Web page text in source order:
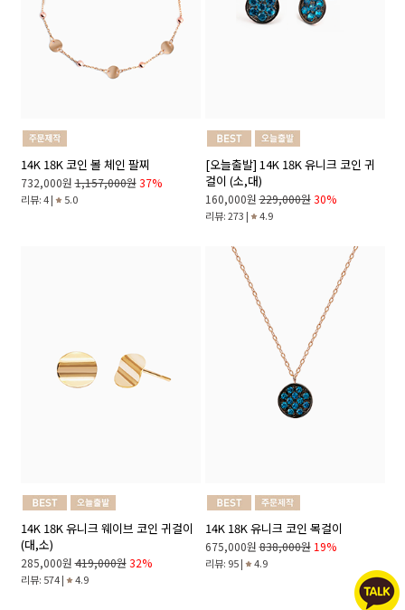
14K 18K 코인 볼 체인 팔찌
732,000원 1,157,000원 37%
리뷰: 4 | 5.0
[오늘출발] 14K 18K 유니크 코인 귀
걸이 (소,대)
160,000원 229,000원 30%
리뷰: 273 | 4.9
14K 18K 유니크 웨이브 코인 귀걸이
(대,소)
285,000원 419,000원 32%
리뷰: 574 | 4.9
14K 18K 유니크 코인 목걸이
675,000원 838,000원 19%
리뷰: 95 | 4.9